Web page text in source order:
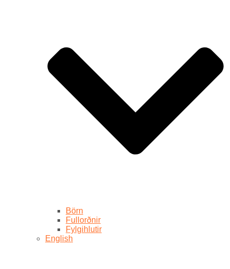
Börn
Fullorðnir
Fylgihlutir
English